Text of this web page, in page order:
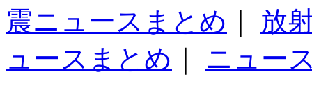
震ニュースまとめ
放
ュースまとめ
ニュー